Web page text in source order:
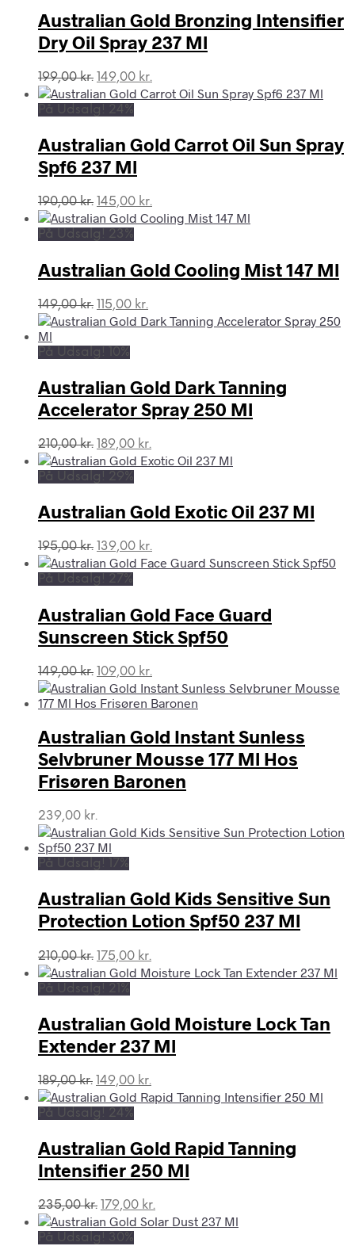
Australian Gold Bronzing Intensifier
Dry Oil Spray 237 Ml
199,00kr. Den
oprindelige
pris
199,00 kr..
149,00 kr.
aktuelle
149,00 kr..
På Udsalg! 24%
Australian Gold Carrot Oil Sun Spray
Spf6 237 Ml
190,00kr. Den
oprindelige
pris
190,00 kr..
145,00 kr.
aktuelle
145,00 kr..
På Udsalg! 23%
Australian Gold Cooling Mist 147 Ml
149,00kr. Den
oprindelige
var:
115,00 kr.
aktuelle
På Udsalg! 10%
Australian Gold Dark Tanning
Accelerator Spray 250 Ml
210,00kr. Den
oprindelige
pris
210,00 kr..
189,00 kr.
aktuelle
189,00 kr..
På Udsalg! 29%
Australian Gold Exotic Oil 237 Ml
195,00kr. Den
oprindelige
pris
195,00 kr..
139,00 kr.
aktuelle
139,00 kr..
På Udsalg! 27%
Australian Gold Face Guard
Sunscreen Stick Spf50
149,00kr. Den
oprindelige
pris
149,00 kr..
109,00 kr.
aktuelle
pris
109,00 kr..
Australian Gold Instant Sunless
Selvbruner Mousse 177 Ml Hos
Frisøren Baronen
239,00 kr.
På Udsalg! 17%
Australian Gold Kids Sensitive Sun
Protection Lotion Spf50 237 Ml
210,00kr. Den
oprindelige
pris
210,00 kr..
175,00 kr.
aktuelle
175,00 kr..
På Udsalg! 21%
Australian Gold Moisture Lock Tan
Extender 237 Ml
189,00kr. Den
oprindelige
pris
189,00 kr..
149,00 kr.
aktuelle
149,00 kr..
På Udsalg! 24%
Australian Gold Rapid Tanning
Intensifier 250 Ml
235,00kr. Den
oprindelige
pris
179,00 kr.
aktuelle
På Udsalg! 30%